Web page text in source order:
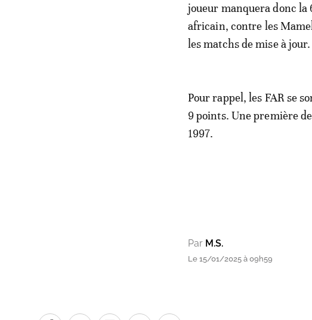
joueur manquera donc la
africain, contre les
les matchs de mise à jour.
Pour rappel, les FAR se
9 points. Une première
1997.
Par M.S.
Le 15/01/2025 à 09h59